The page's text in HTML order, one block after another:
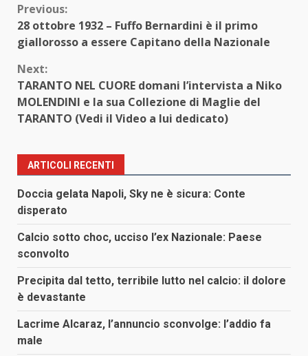
Continue
Reading
Previous:
28 ottobre 1932 – Fuffo Bernardini è il primo
giallorosso a essere Capitano della Nazionale
Next:
TARANTO NEL CUORE domani l’intervista a Niko
MOLENDINI e la sua Collezione di Maglie del
TARANTO (Vedi il Video a lui dedicato)
ARTICOLI RECENTI
Doccia gelata Napoli, Sky ne è sicura: Conte
disperato
Calcio sotto choc, ucciso l’ex Nazionale: Paese
sconvolto
Precipita dal tetto, terribile lutto nel calcio: il dolore
è devastante
Lacrime Alcaraz, l’annuncio sconvolge: l’addio fa
male